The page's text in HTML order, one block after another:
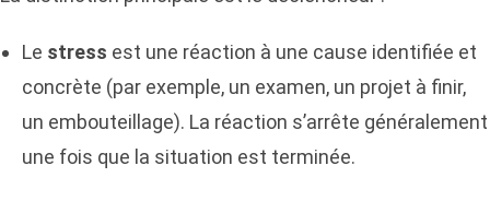
Le stress est une réaction à une cause identifiée et
concrète (par exemple, un examen, un projet à finir,
un embouteillage). La réaction s’arrête généralement
une fois que la situation est terminée.